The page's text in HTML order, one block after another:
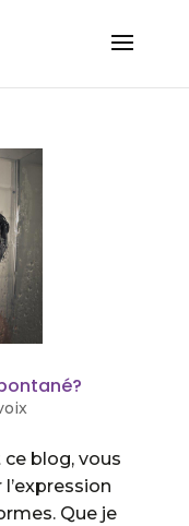
blog, vous
Que je